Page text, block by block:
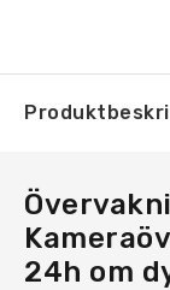
24h om